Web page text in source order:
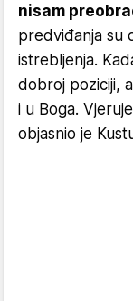
nisam
predviđanja su
istrebljenja.
dobroj poziciji,
i u Boga.
objasnio je